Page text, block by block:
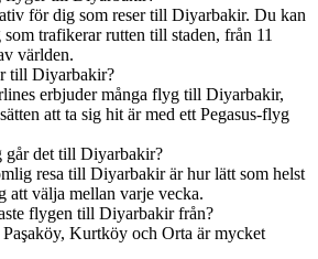
för dig som reser till Diyarbakir. Du kan
trafikerar rutten till staden, från 11
världen.
till Diyarbakir?
erbjuder många flyg till Diyarbakir,
att ta sig hit är med ett Pegasus-flyg
det till Diyarbakir?
resa till Diyarbakir är hur lätt som helst
att välja mellan varje vecka.
flygen till Diyarbakir från?
Kurtköy och Orta är mycket